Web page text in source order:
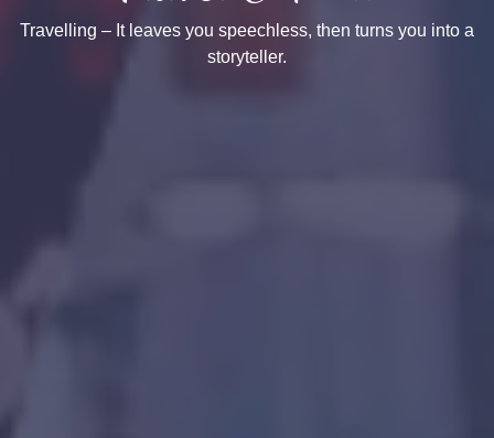
Travelling – It leaves you speechless, then turns you into a
storyteller.